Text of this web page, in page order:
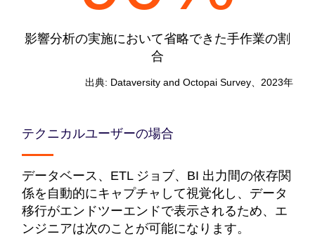
影響分析の実施において省略できた手作業の割
合
出典: Dataversity and Octopai Survey、2023年
テクニカルユーザーの場合
データベース、ETL ジョブ、BI 出力間の依存関
係を自動的にキャプチャして視覚化し、データ
移行がエンドツーエンドで表示されるため、エ
ンジニアは次のことが可能になります。